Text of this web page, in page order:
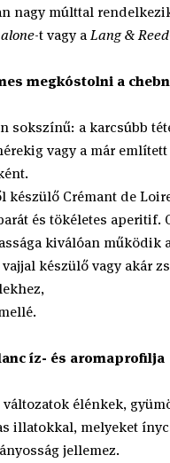
nagy múlttal
-t vagy aLang &
megkóstolni a
sokszínű: a karcsúbb
vagy a már
készülő Crémant de
és tökéletes aperitif.
kiválóan működik
készülő vagy akár
íz- és aromaprofilja
változatok élénkek,
illatokkal, melyeket
jellemez.